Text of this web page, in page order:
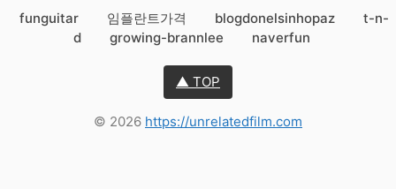
funguitar 임플란트가격 blogdonelsinhopaz
t-n-
d
growing-brannlee naverfun
▲ TOP
© 2026 https://unrelatedfilm.com